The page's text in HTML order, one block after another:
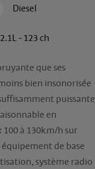
Diesel
2.1L - 123 ch
que ses
bien insonorisée
puissante
en
à 130km/h sur
de base
système radio